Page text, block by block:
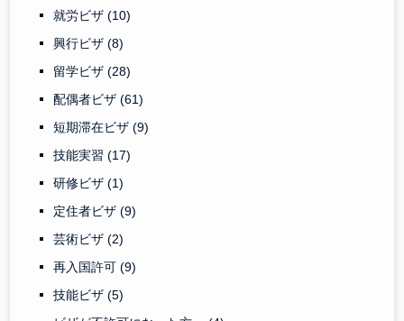
就労ビザ(10)
興行ビザ(8)
留学ビザ(28)
配偶者ビザ(61)
短期滞在ビザ(9)
技能実習(17)
研修ビザ(1)
定住者ビザ(9)
芸術ビザ(2)
再入国許可(9)
技能ビザ(5)